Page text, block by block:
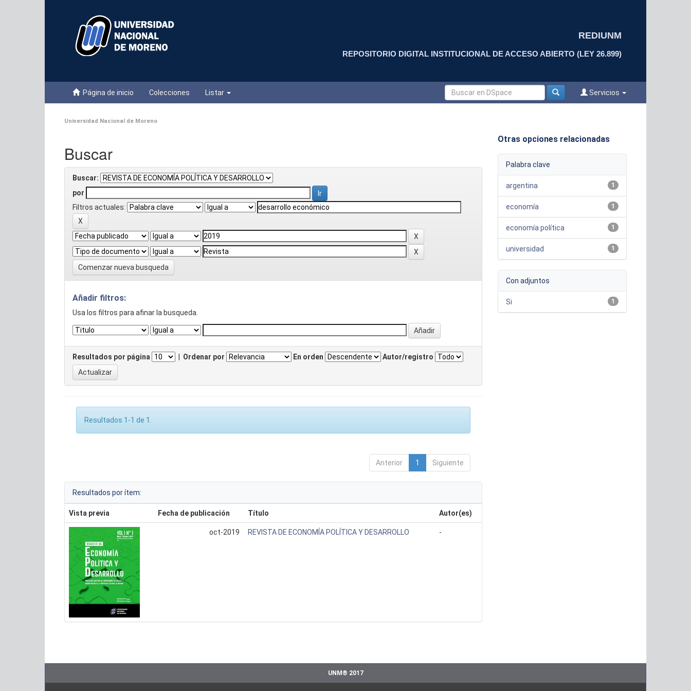
REDIUNM
REPOSITORIO DIGITAL INSTITUCIONAL DE ACCESO ABIERTO (LEY 26.899)
Página de inicio Colecciones Listar Servicios
Universidad Nacional de Moreno
Buscar
Buscar:
por
Filtros actuales:
Comenzar nueva busqueda
Añadir filtros:
Usa los filtros para afinar la busqueda.
Resultados por página Ordenar por En orden Autor/registro
Resultados 1-1 de 1.
Anterior 1 Siguiente
Resultados por ítem:
Vista previa Fecha de publicación Título Autor(es)
oct-2019 REVISTA DE ECONOMÍA POLÍTICA Y DESARROLLO -
Otras opciones relacionadas
Palabra clave
1
argentina
1
economía
1
economía política
1
universidad
Con adjuntos
1
Si
UNM® 2017